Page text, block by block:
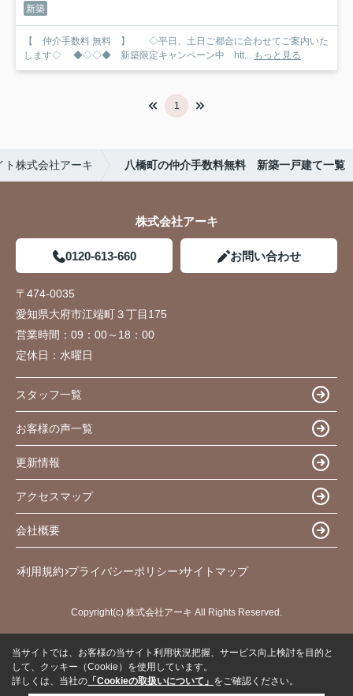
新築
【 仲介手数料 無料 】 ◇平日、土日ご都合に合わせてご案内いた
します◇ ◆◇◇◆ 新築限定キャンペーン中 htt... もっと見る
1
ト株式会社アーキ 八橋町の仲介手数料無料 新築一戸建て一覧
株式会社アーキ
0120-613-660 お問い合わせ
〒474-0035
愛知県大府市江端町３丁目175
営業時間： 09：00～18：00
定休日： 水曜日
スタッフ一覧
お客様の声一覧
更新情報
アクセスマップ
会社概要
利用規約 プライバシーポリシー サイトマップ
Copyright(c) 株式会社アーキ All Rights Reserved.
当サイトでは、お客様の当サイト利用状況把握、サービス向上検討を目的と
して、クッキー（Cookie）を使用しています。
詳しくは、当社の 「Cookieの取扱いについて」 をご確認ください。